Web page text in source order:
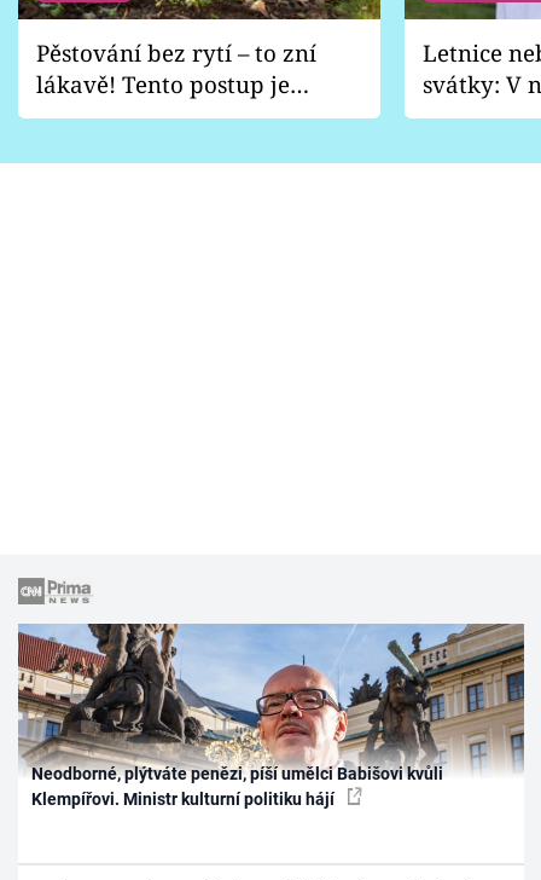
Pěstování bez rytí – to zní
lákavě! Tento postup je
vhodný jen pro některé
Letnice
svátky: V
pondělí
Neodborné, plýtváte penězi, píší umělci Babišovi kvůli
Klempířovi. Ministr kulturní politiku hájí